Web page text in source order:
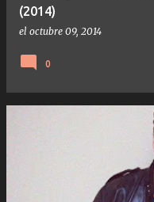
(2014)
el octubre 09, 2014
0